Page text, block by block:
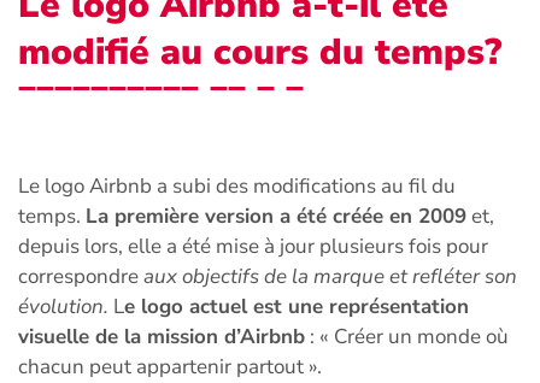
modifié au cours du temps?
Le logo Airbnb a subi des modifications au fil du
temps. La première version a été créée en 2009et,
depuis lors, elle a été mise à jour plusieurs fois pour
correspondreaux objectifs de la marque et refléter son
évolution. Le logo actuel est une représentation
visuelle de la mission d’Airbnb : « Créer un monde où
chacun peut appartenir partout ».